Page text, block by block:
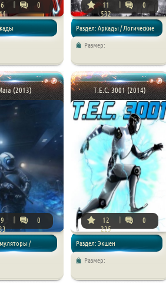
0
11
532
0
Раздел: Аркады / Логические
Размер:
(2013)
0
/
T.E.C. 3001 (2014)
12
225
0
Раздел: Экшен
Размер: